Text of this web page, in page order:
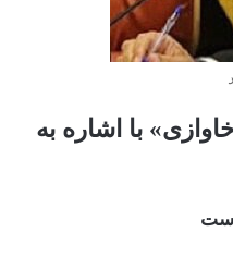
با اشاره به